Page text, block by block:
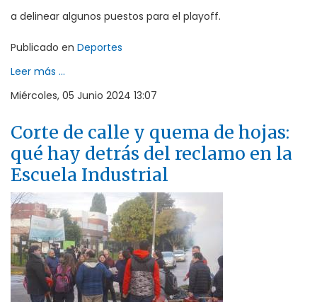
a delinear algunos puestos para el playoff.
Publicado en Deportes
Leer más ...
Miércoles, 05 Junio 2024 13:07
Corte de calle y quema de hojas:
qué hay detrás del reclamo en la
Escuela Industrial